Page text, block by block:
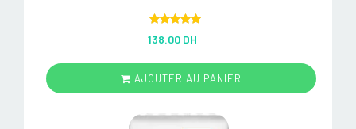
out of 5
138.00 DH
AJOUTER AU PANIER